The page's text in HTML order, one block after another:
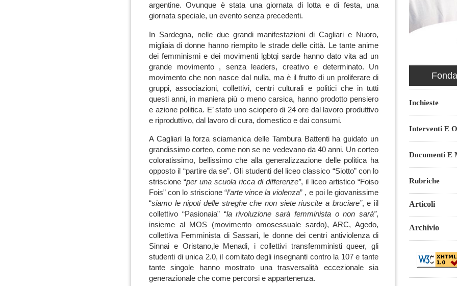
argentine.Ovunque è stata una giornata di lotta e di festa, una
giornata speciale, un evento senza precedenti.
In Sardegna, nelle due grandi manifestazioni di Cagliari e Nuoro,
migliaia di donne hanno riempito le strade delle città. Le tante anime
dei femminismi e dei movimenti lgbtqi sarde hanno dato vita ad un
grande movimento , senza leaders, creativo e determinato. Un
movimento che non nasce dal nulla, ma è il frutto di un proliferare di
gruppi, associazioni, collettivi, centri culturali e politici che in tutti
questi anni, in maniera più o meno carsica, hanno prodotto pensiero
e azione politica. E’ stato uno sciopero di 24 ore dal lavoro produttivo
e riproduttivo, dal lavoro di cura, domestico e dai consumi.
A Cagliari la forza sciamanica delle Tambura Battenti ha guidato un
grandissimo corteo, come non se ne vedevano da 40 anni. Un corteo
coloratissimo, bellissimo che alla generalizzazione delle politica ha
opposto il “partire da se”. Gli studenti del liceo classico “Siotto” con lo
striscione “per una scuola ricca di differenze”, il liceo artistico “Foiso
Fois” con lo striscione “l’arte vince la violenza” , e poi le giovanissime
“siamo le nipoti delle streghe che non siete riuscite a bruciare”, e iil
collettivo “Pasionaia” “la rivoluzione sarà femminista o non sarà”,
insieme al MOS (movimento omosessuale sardo), ARC, Agedo,
collettiva Femminista di Sassari, le donne dei centri antiviolenza di
Sinnai e Oristano,le Menadi, i collettivi transfemministi queer, gli
studenti di unica 2.0, il comitato degli insegnanti contro la 107 e tante
tante singole hanno mostrato una trasversalità eccezionale sia
generazionale che come percorsi e appartenenza.
Inchieste
Interventi E
Documenti E
Rubriche
Articoli
Archivio